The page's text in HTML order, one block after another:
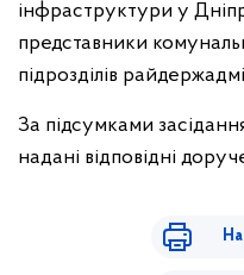
інфраструктури у
представники
підрозділів
За підсумками
надані відповідні